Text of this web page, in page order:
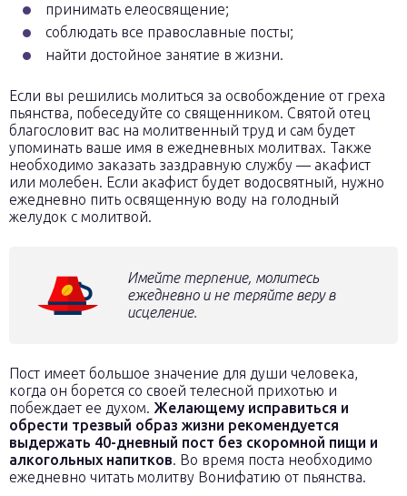
принимать елеосвящение;
соблюдать все православные посты;
найти достойное занятие в жизни.
Если вы решились молиться за освобождение от греха
пьянства, побеседуйте со священником. Святой отец
благословит вас на молитвенный труд и сам будет
упоминать ваше имя в ежедневных молитвах. Также
необходимо заказать заздравную службу — акафист
или молебен. Если акафист будет водосвятный, нужно
ежедневно пить освященную воду на голодный
желудок с молитвой.
Имейте терпение, молитесь
ежедневно и не теряйте веру в
исцеление.
Пост имеет большое значение для души человека,
когда он борется со своей телесной прихотью и
побеждает ее духом. Желающему исправиться и
обрести трезвый образ жизни рекомендуется
выдержать 40-дневный пост без скоромной пищи и
алкогольных напитков. Во время поста необходимо
ежедневно читать молитву Вонифатию от пьянства.